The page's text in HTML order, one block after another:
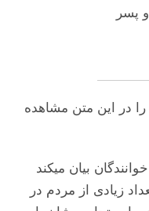
پسر
در این متن مشاهده
بیان میکند
زیادی از مردم در